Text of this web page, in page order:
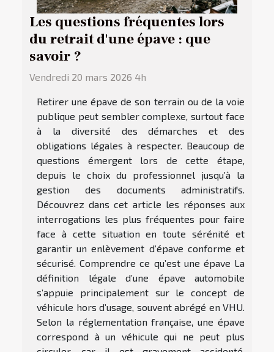
Les questions fréquentes lors
du retrait d'une épave : que
savoir ?
Vendredi 20 mars 2026 4h
Retirer une épave de son terrain ou de la voie
publique peut sembler complexe, surtout face
à la diversité des démarches et des
obligations légales à respecter. Beaucoup de
questions émergent lors de cette étape,
depuis le choix du professionnel jusqu’à la
gestion des documents administratifs.
Découvrez dans cet article les réponses aux
interrogations les plus fréquentes pour faire
face à cette situation en toute sérénité et
garantir un enlèvement d’épave conforme et
sécurisé. Comprendre ce qu’est une épave La
définition légale d’une épave automobile
s’appuie principalement sur le concept de
véhicule hors d’usage, souvent abrégé en VHU.
Selon la réglementation française, une épave
correspond à un véhicule qui ne peut plus